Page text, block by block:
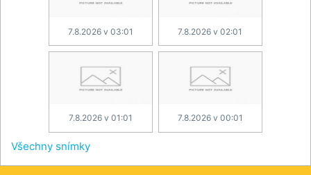
7.8.2026 v 03:01 7.8.2026 v 02:01
7.8.2026 v 01:01 7.8.2026 v 00:01
Všechny snímky